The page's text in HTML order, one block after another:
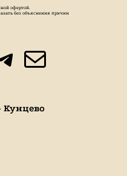
офертой.
без объяснения причин
Почта
Кунцево